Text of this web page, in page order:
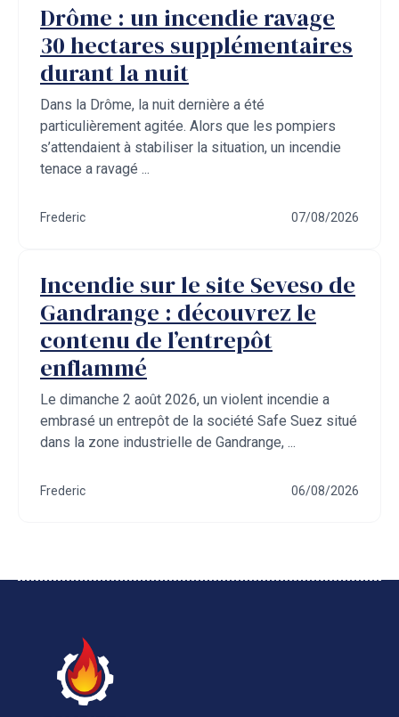
Drôme : un incendie ravage
30 hectares supplémentaires
durant la nuit
Dans la Drôme, la nuit dernière a été
particulièrement agitée. Alors que les pompiers
s’attendaient à stabiliser la situation, un incendie
tenace a ravagé ...
Frederic 07/08/2026
Incendie sur le site Seveso de
Gandrange : découvrez le
contenu de l’entrepôt
enflammé
Le dimanche 2 août 2026, un violent incendie a
embrasé un entrepôt de la société Safe Suez situé
dans la zone industrielle de Gandrange, ...
Frederic 06/08/2026